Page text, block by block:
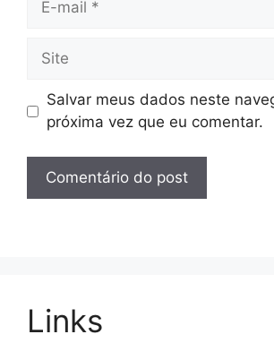
Site
Salvar meus dados neste
próxima vez que eu comentar.
Links